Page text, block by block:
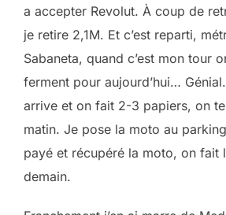
a accepter Revolut. À coup de
je retire 2,1M. Et c’est reparti,
Sabaneta, quand c’est mon tour
ferment pour aujourd’hui…
arrive et on fait 2-3 papiers, on
matin. Je pose la moto au
payé et récupéré la moto, on fait
demain.